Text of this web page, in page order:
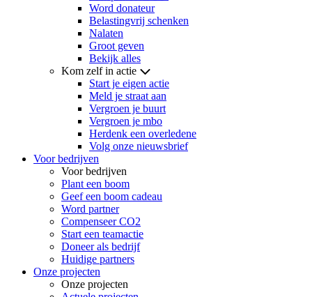
Word donateur
Belastingvrij schenken
Nalaten
Groot geven
Bekijk alles
Kom zelf in actie
Start je eigen actie
Meld je straat aan
Vergroen je buurt
Vergroen je mbo
Herdenk een overledene
Volg onze nieuwsbrief
Voor bedrijven
Voor bedrijven
Plant een boom
Geef een boom cadeau
Word partner
Compenseer CO2
Start een teamactie
Doneer als bedrijf
Huidige partners
Onze projecten
Onze projecten